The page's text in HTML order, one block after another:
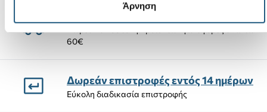
Άρνηση
Αποστολές Προϊόντων
60€
Δωρεάν επιστροφές εντός 14 ημέρων
Εύκολη διαδικασία επιστροφής